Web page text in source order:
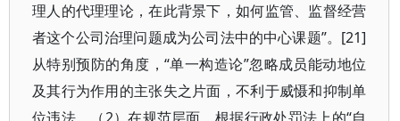
理人的代理理论，在此背景下，如何监管、监督经营
者这个公司治理问题成为公司法中的中心课题”。[21]
从特别预防的角度，“单一构造论”忽略成员能动地位
及其行为作用的主张失之片面，不利于威慑和抑制单